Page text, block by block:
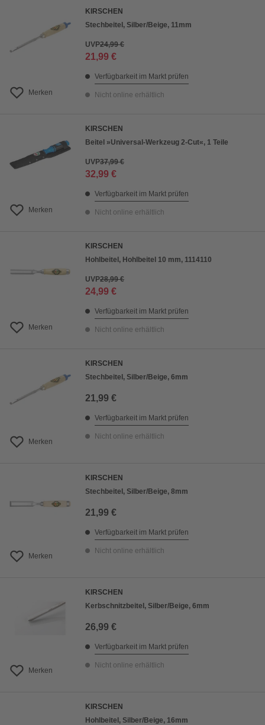
Merken
KIRSCHEN
Stechbeitel, Silber/Beige, 11mm
UVP24,99 €
21,99 €
Verfügbarkeit im Markt prüfen
Nicht online erhältlich
Merken
KIRSCHEN
Beitel »Universal-Werkzeug 2-Cut«, 1 Teile
UVP37,99 €
32,99 €
Verfügbarkeit im Markt prüfen
Nicht online erhältlich
Merken
KIRSCHEN
Hohlbeitel, Hohlbeitel 10 mm, 1114110
UVP28,99 €
24,99 €
Verfügbarkeit im Markt prüfen
Nicht online erhältlich
Merken
KIRSCHEN
Stechbeitel, Silber/Beige, 6mm
21,99 €
Verfügbarkeit im Markt prüfen
Nicht online erhältlich
Merken
KIRSCHEN
Stechbeitel, Silber/Beige, 8mm
21,99 €
Verfügbarkeit im Markt prüfen
Nicht online erhältlich
Merken
KIRSCHEN
Kerbschnitzbeitel, Silber/Beige, 6mm
26,99 €
Verfügbarkeit im Markt prüfen
Nicht online erhältlich
KIRSCHEN
Hohlbeitel, Silber/Beige, 16mm